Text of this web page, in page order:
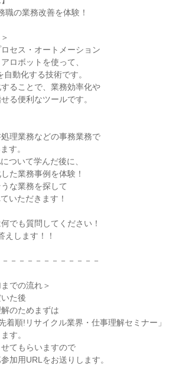
職の業務改善を体験！
セス・オートメーション
ロボットを使って、
動化する技術です。
ることで、業務効率化や
る便利なツールです。
理業務などの事務業務で
す。
ついて学んだ後に、
た業務事例を体験！
な業務を探して
いただきます！
でも質問してください！
えします！！
－－－－－－－－－－－
での流れ＞
た後
のためまずは
着順!リサイクル業界・仕事理解セミナー」
す。
てもらいますので
加用URLをお送りします。